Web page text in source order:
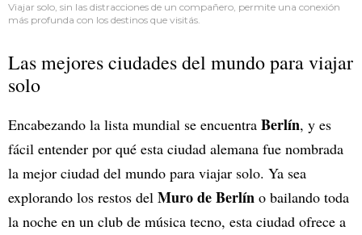
Viajar solo, sin las distracciones de un compañero, permite una conexión
más profunda con los destinos que visitás.
Las mejores ciudades del mundo para viajar
solo
Encabezando la lista mundial se encuentra Berlín, y es
fácil entender por qué esta ciudad alemana fue nombrada
la mejor ciudad del mundo para viajar solo. Ya sea
explorando los restos del Muro de Berlín o bailando toda
la noche en un club de música tecno, esta ciudad ofrece a